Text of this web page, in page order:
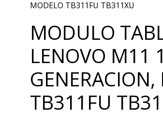
MODELO TB311FU TB311XU
MODULO
LENOVO M11
TB311FU